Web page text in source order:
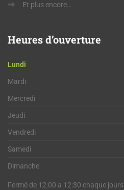
Et plus encore…
Heuresd’ouverture
Lundi
Mardi
Mercredi
Jeudi
Vendredi
Samedi
Dimanche
Fermé de 12:00 a 12:30 chaque jours.